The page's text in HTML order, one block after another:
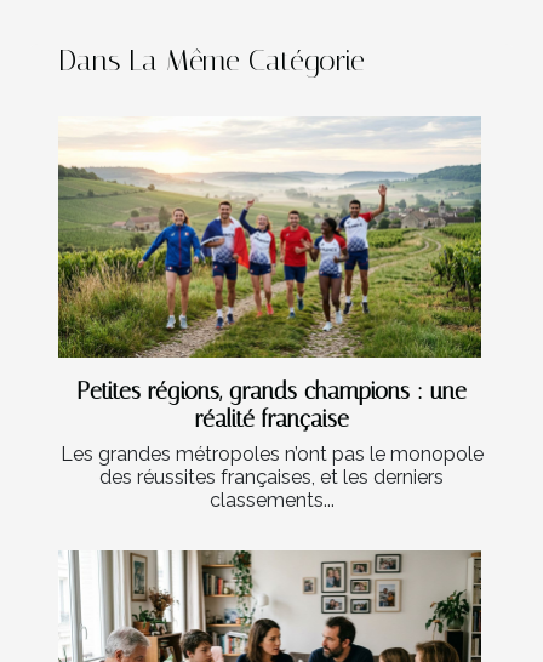
Dans La Même Catégorie
Petites régions, grands champions : une
réalité française
Les grandes métropoles n’ont pas le monopole
des réussites françaises, et les derniers
classements...